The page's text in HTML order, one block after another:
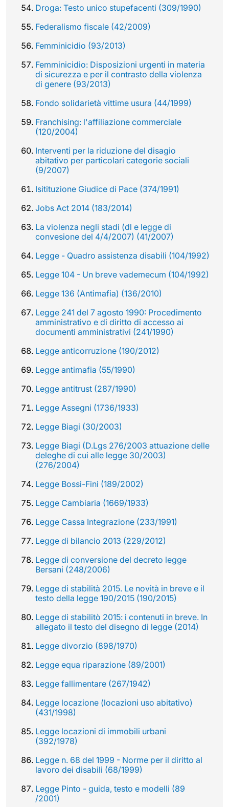
Droga: Testo unico stupefacenti (309/1990)
Federalismo fiscale (42/2009)
Femminicidio (93/2013)
Femminicidio: Disposizioni urgenti in materia
di sicurezza e per il contrasto della violenza
di genere (93/2013)
Fondo solidarietà vittime usura (44/1999)
Franchising: l'affiliazione commerciale
(120/2004)
Interventi per la riduzione del disagio
abitativo per particolari categorie sociali
(9/2007)
Isitituzione Giudice di Pace (374/1991)
Jobs Act 2014 (183/2014)
La violenza negli stadi (dl e legge di
convesione del 4/4/2007) (41/2007)
Legge - Quadro assistenza disabili (104/1992)
Legge 104 - Un breve vademecum (104/1992)
Legge 136 (Antimafia) (136/2010)
Legge 241 del 7 agosto 1990: Procedimento
amministrativo e di diritto di accesso ai
documenti amministrativi (241/1990)
Legge anticorruzione (190/2012)
Legge antimafia (55/1990)
Legge antitrust (287/1990)
Legge Assegni (1736/1933)
Legge Biagi (30/2003)
Legge Biagi (D.Lgs 276/2003 attuazione delle
deleghe di cui alle legge 30/2003)
(276/2004)
Legge Bossi-Fini (189/2002)
Legge Cambiaria (1669/1933)
Legge Cassa Integrazione (233/1991)
Legge di bilancio 2013 (229/2012)
Legge di conversione del decreto legge
Bersani (248/2006)
Legge di stabilità 2015. Le novità in breve e il
testo della legge 190/2015 (190/2015)
Legge di stabilitò 2015: i contenuti in breve. In
allegato il testo del disegno di legge (2014)
Legge divorzio (898/1970)
Legge equa riparazione (89/2001)
Legge fallimentare (267/1942)
Legge locazione (locazioni uso abitativo)
(431/1998)
Legge locazioni di immobili urbani
(392/1978)
Legge n. 68 del 1999 - Norme per il diritto al
lavoro dei disabili (68/1999)
Legge Pinto - guida, testo e modelli (89
/2001)